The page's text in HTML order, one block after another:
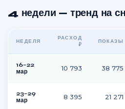
4 недели — тренд на
НЕДЕЛЯ
РАСХОД
₽
ПОКАЗЫ
16–22
мар
10 793 38 775
23–29
мар
8 395 21 271